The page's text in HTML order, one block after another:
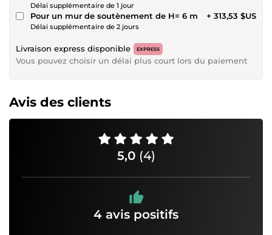
Délai supplémentaire de 1 jour
Pour un mur de soutènement de H= 6 m
Délai supplémentaire de 2 jours
+ 313,53 $US
Livraison express disponible EXPRESS
Vous pouvez choisir un délai plus court lors du paiement
Avis des clients
5,0 (4)
4 avis positifs